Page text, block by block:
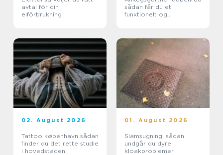
avtal för din
elförbrukning
sådan får du et
funktionelt og
02. August 2026
Tattoo københavn sådan
finder du det rette studie
i hovedstaden
01. August 2026
Slamsugning: sådan
undgår du dyre
kloakproblemer